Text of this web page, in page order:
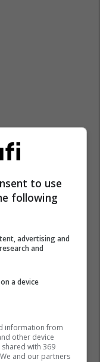
to use
following
advertising and
and
a device
information from
other device
with 369
and our partners